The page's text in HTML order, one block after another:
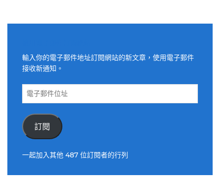
輸入你的電子郵件地址訂閱網站的新文章，使用電子郵件
接收新通知。
電
件
位
訂閱
一起加入其他 487 位訂閱者的行列